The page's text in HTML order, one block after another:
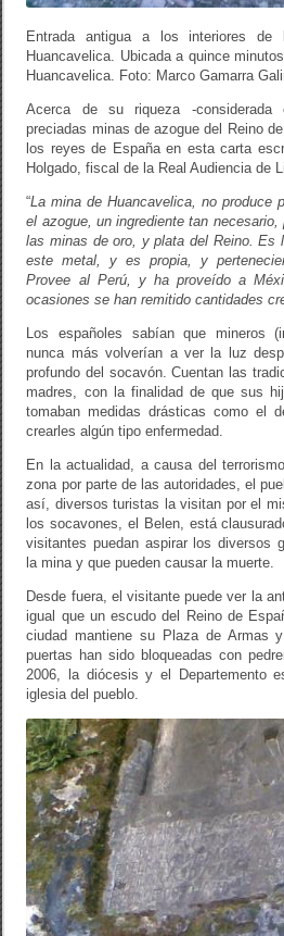
Entrada antigua a los interiores de
Huancavelica. Ubicada a quince
Huancavelica. Foto: Marco Gamarra
Acerca de su riqueza -
preciadas minas de azogue del Reino
los reyes de España en esta carta
Holgado, fiscal de la Real Audiencia de
“La mina de Huancavelica, no produce
el azogue, un ingrediente tan
las minas de oro, y plata del Reino. Es
este metal, y es propia, y
Provee al Perú, y ha proveído a
ocasiones se han remitido cantidades
Los españoles sabían que mineros
nunca más volverían a ver la luz
profundo del socavón. Cuentan las
madres, con la finalidad de que sus
tomaban medidas drásticas como el
crearles algún tipo enfermedad.
En la actualidad, a causa del
zona por parte de las autoridades, el
así, diversos turistas la visitan por el
los socavones, el Belen, está
visitantes puedan aspirar los diversos
la mina y que pueden causar la muerte.
Desde fuera, el visitante puede ver la
igual que un escudo del Reino de
ciudad mantiene su Plaza de Armas
puertas han sido bloqueadas con
2006, la diócesis y el Departemento
iglesia del pueblo.